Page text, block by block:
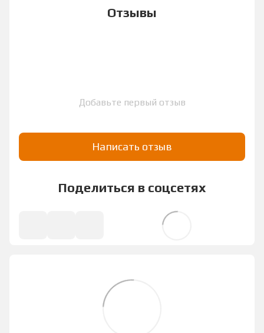
Отзывы
Добавьте первый отзыв
Написать отзыв
Поделиться в соцсетях